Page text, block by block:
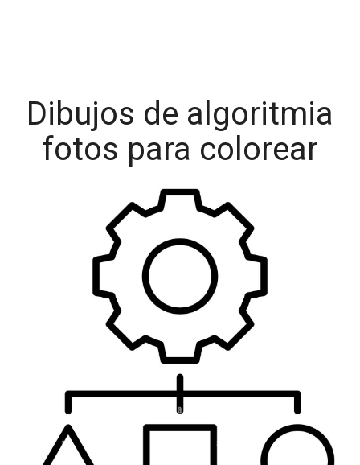
Dibujos de algoritmia
fotos para colorear